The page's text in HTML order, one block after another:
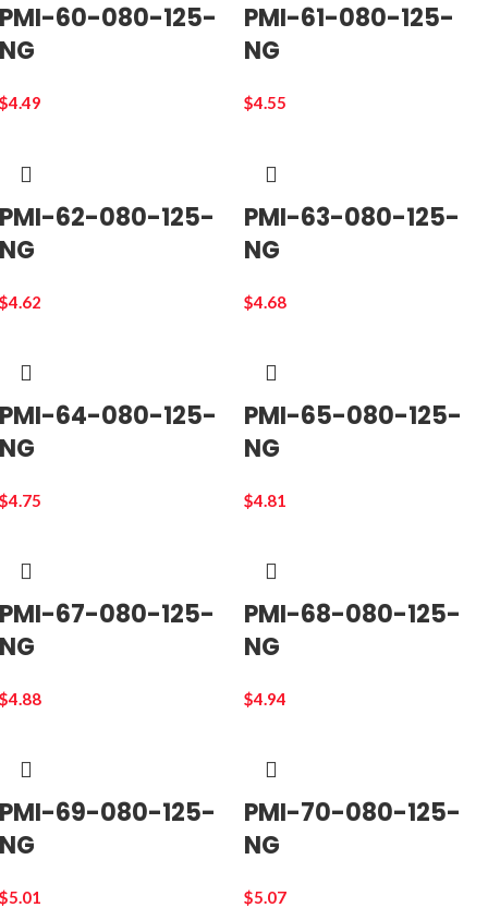
PMI-60-080-125-
NG
$4.49
PMI-61-080-125-
NG
$4.55
PMI-62-080-125-
NG
$4.62
PMI-63-080-125-
NG
$4.68
PMI-64-080-125-
NG
$4.75
PMI-65-080-125-
NG
$4.81
PMI-67-080-125-
NG
$4.88
PMI-68-080-125-
NG
$4.94
PMI-69-080-125-
NG
$5.01
PMI-70-080-125-
NG
$5.07